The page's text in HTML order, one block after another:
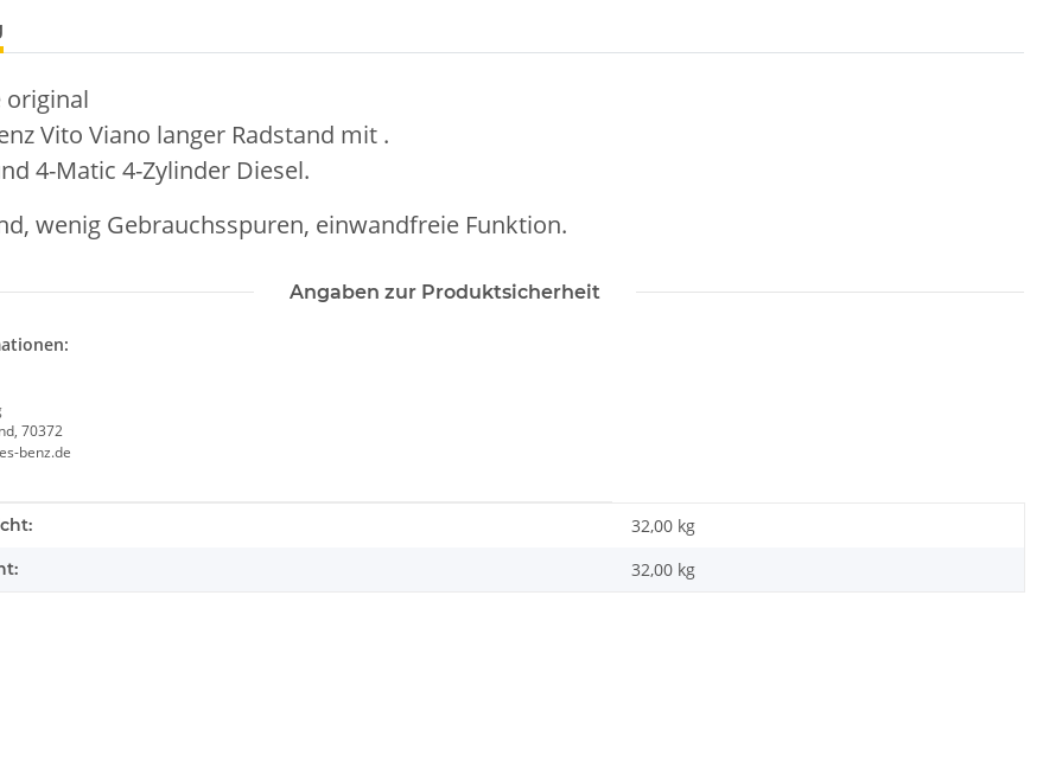
original
Vito Viano langer Radstand mit .
4-Matic 4-Zylinder Diesel.
wenig Gebrauchsspuren, einwandfreie Funktion.
Angaben zur Produktsicherheit
70372
benz.de
32,00 kg
32,00 kg